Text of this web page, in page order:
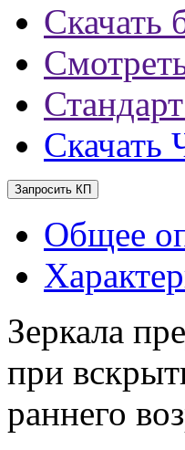
Скачать
Запросить КП
Общее
Зеркала
при
раннего